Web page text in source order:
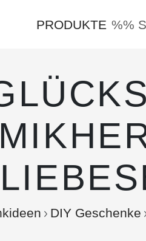
PRODUKTE %%
DIY Geschenke